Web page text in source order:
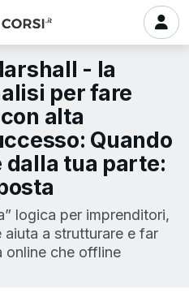
- la
per fare
alta
Quando
dalla tua parte:
logica per imprenditori,
a strutturare e far
online che offline